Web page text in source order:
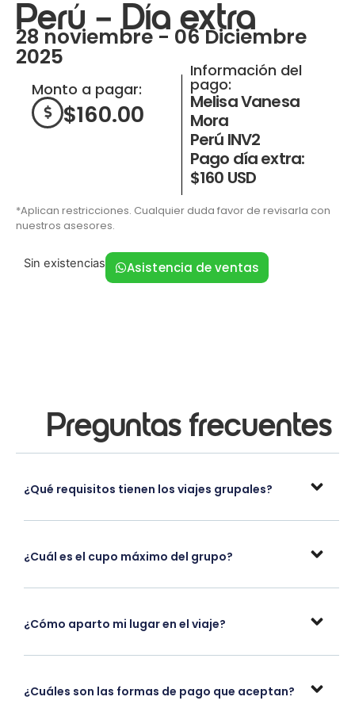
Perú – Día extra
28 noviembre - 06 Diciembre
2025
Monto a pagar:
$160.00
Información del
pago:
Melisa Vanesa
Mora
Perú INV2
Pago día extra:
$160 USD
*Aplican restricciones. Cualquier duda favor de revisarla con
nuestros asesores.
Sin existencias Asistencia de ventas
Preguntas frecuentes
¿Qué requisitos tienen los viajes grupales?
¿Cuál es el cupo máximo del grupo?
¿Cómo aparto mi lugar en el viaje?
¿Cuáles son las formas de pago que aceptan?